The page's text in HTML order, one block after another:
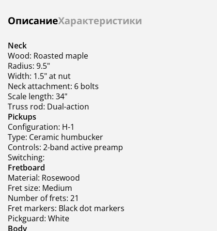
В комплекте —
ОписаниеХарактеристики
Инструкции
Neck
Wood: Roasted maple
Radius: 9.5"
Width: 1.5" at nut
Neck attachment: 6 bolts
Scale length: 34"
Truss rod: Dual-action
Pickups
Configuration: H-1
Type: Ceramic humbucker
Controls: 2-band active preamp
Switching:
Fretboard
Material: Rosewood
Fret size: Medium
Number of frets: 21
Fret markers: Black dot markers
Pickguard: White
Body